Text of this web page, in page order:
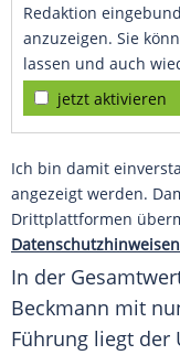
Redaktion
anzuzeigen. Sie
lassen und auch
jetzt aktivieren
Ich bin damit
angezeigt werden.
Drittplattformen
In der
Beckmann mit
Führung liegt der